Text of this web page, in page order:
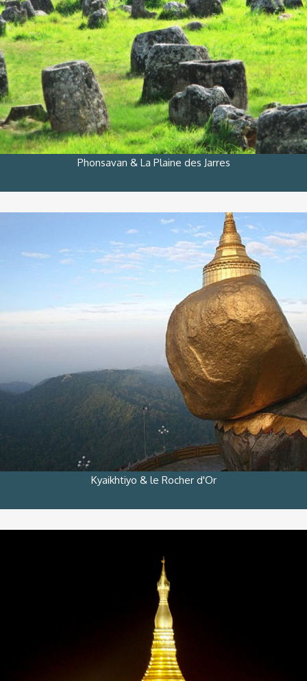
Phonsavan & La Plaine des Jarres
Kyaikhtiyo & le Rocher d'Or